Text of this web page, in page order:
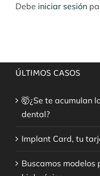
Debe iniciar sesión
ÚLTIMOS CASOS
🤯¿Se te acumulan
dental?
Implant Card, tu
Buscamos